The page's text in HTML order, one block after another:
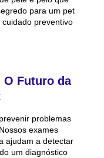
para um pet
preventivo
Futuro da
problemas
exames
ajudam a detectar
um diagnóstico